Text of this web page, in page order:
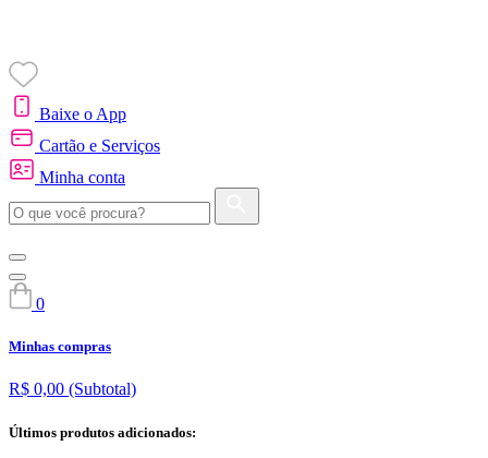
Baixe o App
Cartão e Serviços
Minha conta
0
Minhas compras
R$ 0,00 (Subtotal)
Últimos produtos adicionados: